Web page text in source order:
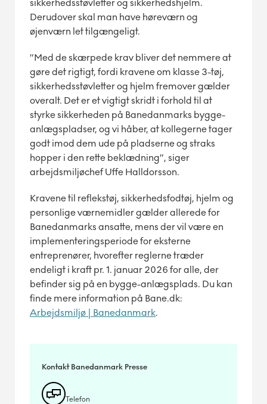
sikkerhedsstøvletter og sikkerhedshjelm.
Derudover skal man have høreværn og
øjenværn let tilgængeligt.
”Med de skærpede krav bliver det nemmere at
gøre det rigtigt, fordi kravene om klasse 3-tøj,
sikkerhedsstøvletter og hjelm fremover gælder
overalt. Det er et vigtigt skridt i forhold til at
styrke sikkerheden på Banedanmarks bygge-
anlægspladser, og vi håber, at kollegerne tager
godt imod dem ude på pladserne og straks
hopper i den rette beklædning”, siger
arbejdsmiljøchef Uffe Halldorsson.
Kravene til reflekstøj, sikkerhedsfodtøj, hjelm og
personlige værnemidler gælder allerede for
Banedanmarks ansatte, mens der vil være en
implementeringsperiode for eksterne
entreprenører, hvorefter reglerne træder
endeligt i kraft pr. 1. januar 2026 for alle, der
befinder sig på en bygge-anlægsplads. Du kan
finde mere information på Bane.dk:
Arbejdsmiljø | Banedanmark.
Kontakt Banedanmark Presse
Telefon